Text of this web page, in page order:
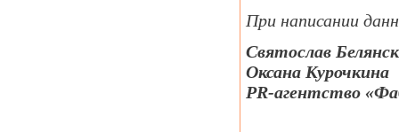
При написании
Святослав
Оксана Курочкина
PR-агентство